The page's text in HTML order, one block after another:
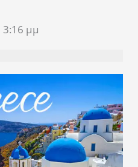
3:16 μμ